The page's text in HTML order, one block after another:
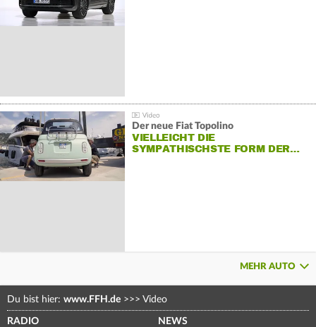
Der neue Fiat Topolino
VIELLEICHT DIE
SYMPATHISCHSTE FORM DER…
MEHR AUTO
Du bist hier: www.FFH.de >>> Video
RADIO NEWS